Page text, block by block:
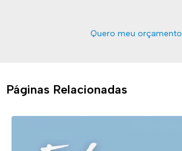
Quero meu orçamento
Páginas Relacionadas